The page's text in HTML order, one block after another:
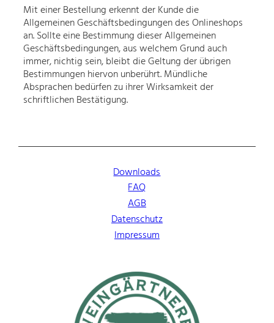
Mit einer Bestellung erkennt der Kunde die
Allgemeinen Geschäftsbedingungen des Onlineshops
an. Sollte eine Bestimmung dieser Allgemeinen
Geschäftsbedingungen, aus welchem Grund auch
immer, nichtig sein, bleibt die Geltung der übrigen
Bestimmungen hiervon unberührt. Mündliche
Absprachen bedürfen zu ihrer Wirksamkeit der
schriftlichen Bestätigung.
Downloads
FAQ
AGB
Datenschutz
Impressum